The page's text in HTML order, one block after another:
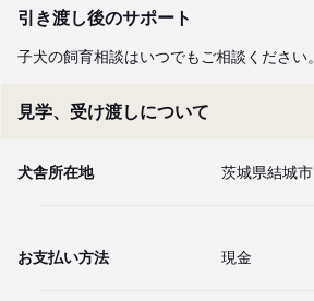
引き渡し後のサポート
子犬の飼育相談はいつでもご相談ください。
見学、受け渡しについて
犬舎所在地 茨城県結城市
お支払い方法 現金